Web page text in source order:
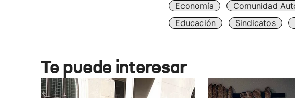
Economía Comunidad
Educación
Sindicatos
Te puede interesar